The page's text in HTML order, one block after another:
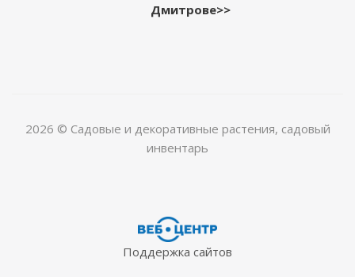
Дмитрове>>
2026 © Садовые и декоративные растения, садовый
инвентарь
Поддержка сайтов